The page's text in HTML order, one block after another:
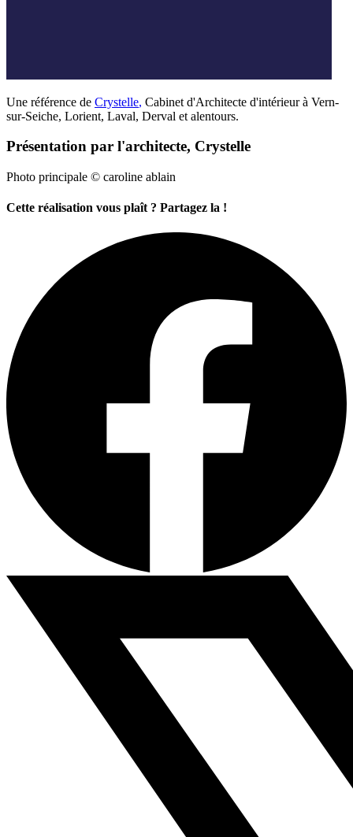
Une référence de Crystelle, Cabinet d'Architecte d'intérieur à Vern-
sur-Seiche, Lorient, Laval, Derval et alentours.
Présentation par l'architecte, Crystelle
Photo principale © caroline ablain
Cette réalisation vous plaît ? Partagez la !